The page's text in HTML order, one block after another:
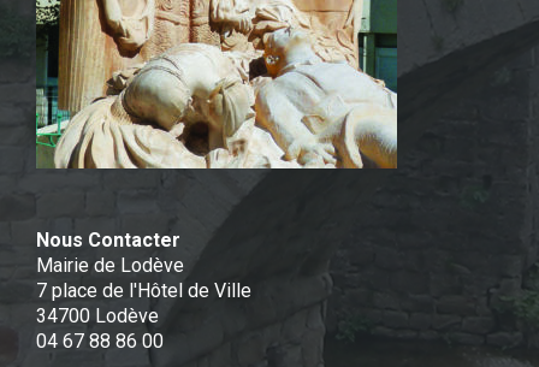
Nous Contacter
Mairie de Lodève
7 place de l'Hôtel de Ville
34700 Lodève
04 67 88 86 00